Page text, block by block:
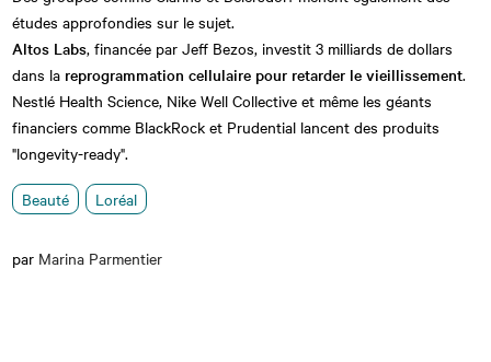
études approfondies sur le sujet.
Altos Labs, financée par Jeff Bezos, investit 3 milliards de dollars
dans la reprogrammation cellulaire pour retarder le vieillissement.
Nestlé Health Science, Nike Well Collective et même les géants
financiers comme BlackRock et Prudential lancent des produits
"longevity-ready".
Beauté Loréal
par Marina Parmentier